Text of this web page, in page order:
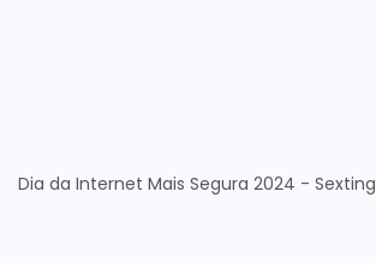
Dia da Internet Mais Segura 2024 - Sexting